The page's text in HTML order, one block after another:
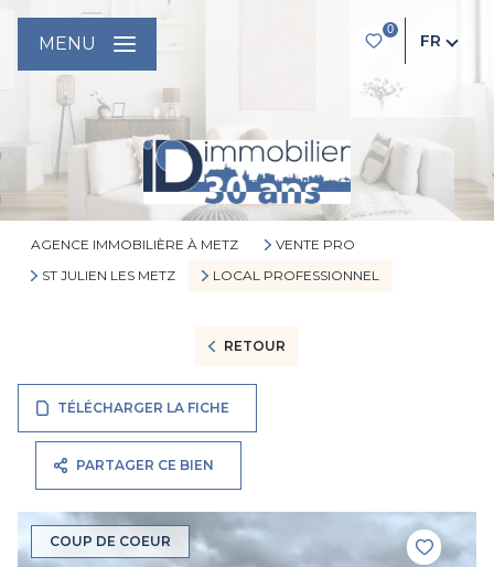
0
FR
MENU
AGENCE IMMOBILIÈRE À METZ
VENTE PRO
ST JULIEN LES METZ
LOCAL PROFESSIONNEL
RETOUR
TÉLÉCHARGER LA FICHE
PARTAGER CE BIEN
COUP DE COEUR